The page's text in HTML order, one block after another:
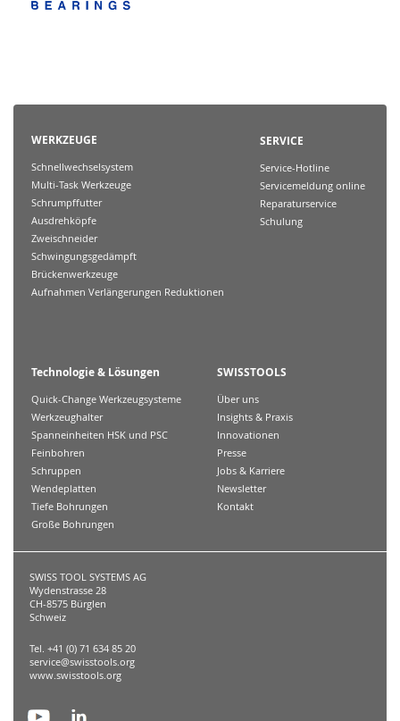
WERKZEUGE
Schnellwechselsystem
Multi-Task Werkzeuge
Schrumpffutter
Ausdrehköpfe
Zweischneider
Schwingungsgedämpft
Brückenwerkzeuge
Aufnahmen Verlängerungen Reduktionen
SERVICE
Service-Hotline
Servicemeldung online
Reparaturservice
Schulung
Technologie & Lösungen
Quick-Change Werkzeugsysteme
Werkzeughalter
Spanneinheiten HSK und PSC
Feinbohren
Schruppen
Wendeplatten
Tiefe Bohrungen
Große Bohrungen
SWISSTOOLS
Über uns
Insights & Praxis
Innovationen
Presse
Jobs & Karriere
Newsletter
Kontakt
SWISS TOOL SYSTEMS AG
Wydenstrasse 28
CH-8575 Bürglen
Schweiz
Tel. +41 (0) 71 634 85 20
service@swisstools.org
www.swisstools.org